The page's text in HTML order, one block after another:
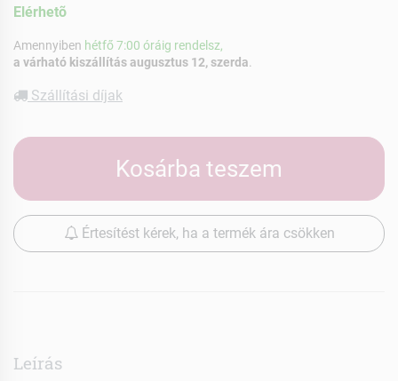
Elérhetõ
Amennyiben hétfő 7:00 óráig rendelsz,
a várható kiszállítás augusztus 12, szerda
Szállítási díjak
Kosárba teszem
Értesítést kérek, ha a termék ára csökken
Leírás